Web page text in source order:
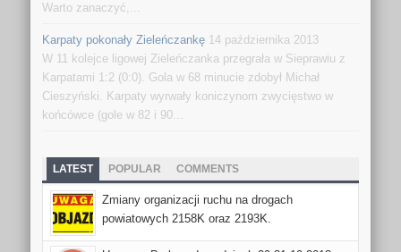
Warto zanaczyć,...
Karpaty pokonały Zieleńczankę 14 października 2013
W 11 kolejce ligowej Zieleńczanka przegrała w Sieprawiu z
Karpatami 1:2 (0:0). Gola w 68 minucie zdobył Michał
Cieszyński. Karpaty wyrwały koniczynom zwycięstwo w
końcówce (gole w 82 i 90...
LATEST POPULAR COMMENTS
Zmiany organizacji ruchu na drogach
powiatowych 2158K oraz 2193K.